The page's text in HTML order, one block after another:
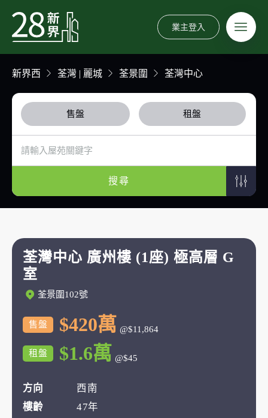
業主登入
新界西 荃灣 | 麗城 荃景圍 荃灣中心
售盤 租盤
搜尋
荃灣中心 廣州樓 (1座) 極高層 G
室
荃景圍102號
售盤 $420萬 @$11,864
租盤 $1.6萬 @$45
方向
西南
樓齡
47年